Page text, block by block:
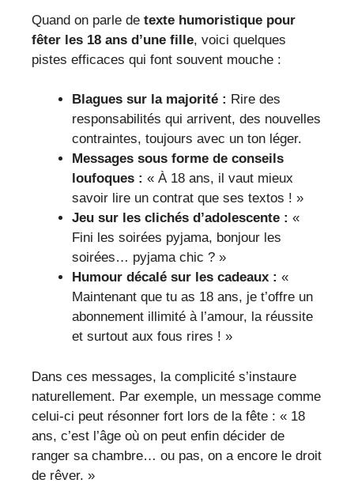
Quand on parle de texte humoristique pour
fêter les 18 ans d’une fille, voici quelques
pistes efficaces qui font souvent mouche :
Blagues sur la majorité : Rire des
responsabilités qui arrivent, des nouvelles
contraintes, toujours avec un ton léger.
Messages sous forme de conseils
loufoques : « À 18 ans, il vaut mieux
savoir lire un contrat que ses textos ! »
Jeu sur les clichés d’adolescente : «
Fini les soirées pyjama, bonjour les
soirées… pyjama chic ? »
Humour décalé sur les cadeaux : «
Maintenant que tu as 18 ans, je t’offre un
abonnement illimité à l’amour, la réussite
et surtout aux fous rires ! »
Dans ces messages, la complicité s’instaure
naturellement. Par exemple, un message comme
celui-ci peut résonner fort lors de la fête : « 18
ans, c’est l’âge où on peut enfin décider de
ranger sa chambre… ou pas, on a encore le droit
de rêver. »